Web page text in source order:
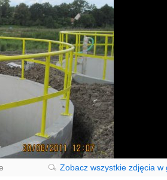
Zobacz wszystkie zdjęcia w